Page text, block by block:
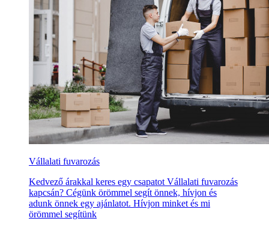
Vállalati fuvarozás
Kedvező árakkal keres egy csapatot Vállalati fuvarozás
kapcsán? Cégünk örömmel segít önnek, hívjon és
adunk önnek egy ajánlatot. Hívjon minket és mi
örömmel segítünk